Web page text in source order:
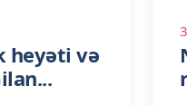
heyəti və